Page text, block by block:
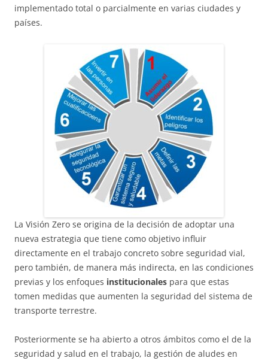
implementado total o parcialmente en varias ciudades y
países.
La Visión Zero se origina de la decisión de adoptar una
nueva estrategia que tiene como objetivo influir
directamente en el trabajo concreto sobre seguridad vial,
pero también, de manera más indirecta, en las condiciones
previas y los enfoques institucionales para que estas
tomen medidas que aumenten la seguridad del sistema de
transporte terrestre.
Posteriormente se ha abierto a otros ámbitos como el de la
seguridad y salud en el trabajo, la gestión de aludes en